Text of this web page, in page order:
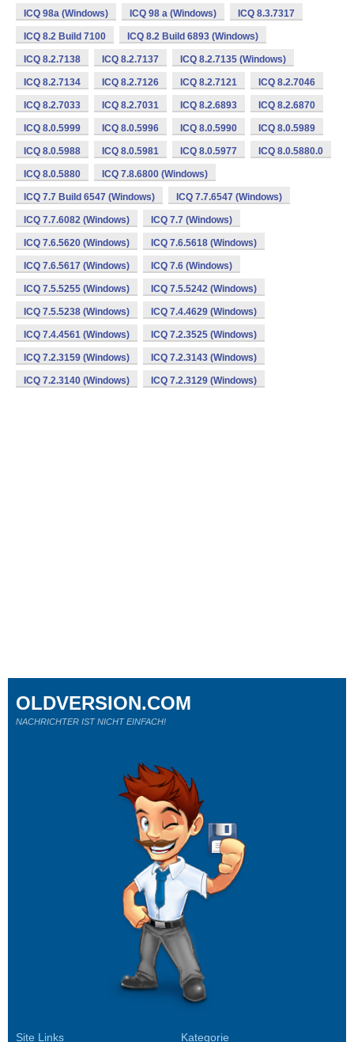
ICQ 98a (Windows) ICQ 98 a (Windows) ICQ 8.3.7317
ICQ 8.2 Build 7100 ICQ 8.2 Build 6893 (Windows)
ICQ 8.2.7138 ICQ 8.2.7137 ICQ 8.2.7135 (Windows)
ICQ 8.2.7134 ICQ 8.2.7126 ICQ 8.2.7121 ICQ 8.2.7046
ICQ 8.2.7033 ICQ 8.2.7031 ICQ 8.2.6893 ICQ 8.2.6870
ICQ 8.0.5999 ICQ 8.0.5996 ICQ 8.0.5990 ICQ 8.0.5989
ICQ 8.0.5988 ICQ 8.0.5981 ICQ 8.0.5977 ICQ 8.0.5880.0
ICQ 8.0.5880 ICQ 7.8.6800 (Windows)
ICQ 7.7 Build 6547 (Windows) ICQ 7.7.6547 (Windows)
ICQ 7.7.6082 (Windows) ICQ 7.7 (Windows)
ICQ 7.6.5620 (Windows) ICQ 7.6.5618 (Windows)
ICQ 7.6.5617 (Windows) ICQ 7.6 (Windows)
ICQ 7.5.5255 (Windows) ICQ 7.5.5242 (Windows)
ICQ 7.5.5238 (Windows) ICQ 7.4.4629 (Windows)
ICQ 7.4.4561 (Windows) ICQ 7.2.3525 (Windows)
ICQ 7.2.3159 (Windows) ICQ 7.2.3143 (Windows)
ICQ 7.2.3140 (Windows) ICQ 7.2.3129 (Windows)
Site Links Kategorie
OLDVERSION.COM
NACHRICHTER IST NICHT EINFACH!